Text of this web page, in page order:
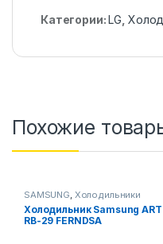
Категории:LG
Похожие
SAMSUNG, Холодильники
Холодильник Samsung ART
RB-29 FERNDSA